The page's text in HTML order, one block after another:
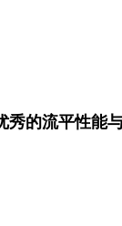
秀的流平性能